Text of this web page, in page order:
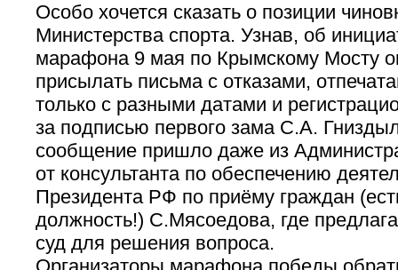
Особо хочется сказать о позиции
Министерства спорта. Узнав, об
марафона 9 мая по Крымскому Мосту
присылать письма с отказами,
только с разными датами и
за подписью первого зама С.А.
сообщение пришло даже из
от консультанта по обеспечению
Президента РФ по приёму граждан
должность!) С.Мясоедова, где
суд для решения вопроса.